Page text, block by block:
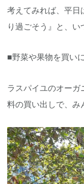
考えてみれば、平日
り過ごそう』と、い
■野菜や果物を買い
ラスパイユのオーガ
料の買い出しで、み